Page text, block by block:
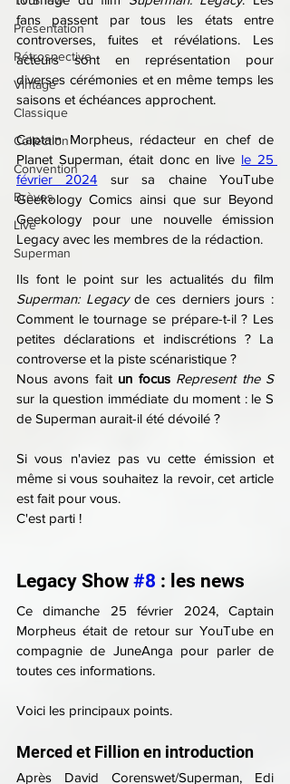
Présentation
Rétrospective
Vintage
Classique
Collection
Convention
Brèves
Live
Superman
fans passent par tous les états entre
controverses, fuites et révélations. Les
acteurs sont en représentation pour
diverses cérémonies et en même temps les
saisons et échéances approchent.
Captain Morpheus, rédacteur en chef de
Planet Superman, était donc en live le 25
février 2024 sur sa chaine YouTube
Geekology Comics ainsi que sur Beyond
Geekology pour une nouvelle émission
Legacy avec les membres de la rédaction.
Superman: Legacy de ces derniers jours :
Comment le tournage se prépare-t-il ? Les
petites déclarations et indiscrétions ? La
controverse et la piste scénaristique ?
Nous avons fait un focus Represent the S
sur la question immédiate du moment : le S
de Superman aurait-il été dévoilé ?
Si vous n'aviez pas vu cette émission et
même si vous souhaitez la revoir, cet article
est fait pour vous.
C'est parti !
Legacy Show #8 : les news
Ce dimanche 25 février 2024, Captain
Morpheus était de retour sur YouTube en
compagnie de JuneAnga pour parler de
toutes ces informations.
Voici les principaux points.
Merced et Fillion en introduction
Après David Corenswet/Superman, Edi